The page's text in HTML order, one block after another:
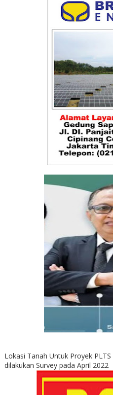
Lokasi Tanah Untuk Proyek
dilakukan Survey pada April 2022